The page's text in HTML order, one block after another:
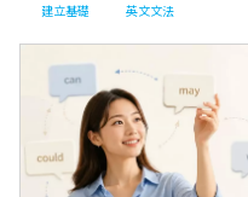
建立基礎 英文文法